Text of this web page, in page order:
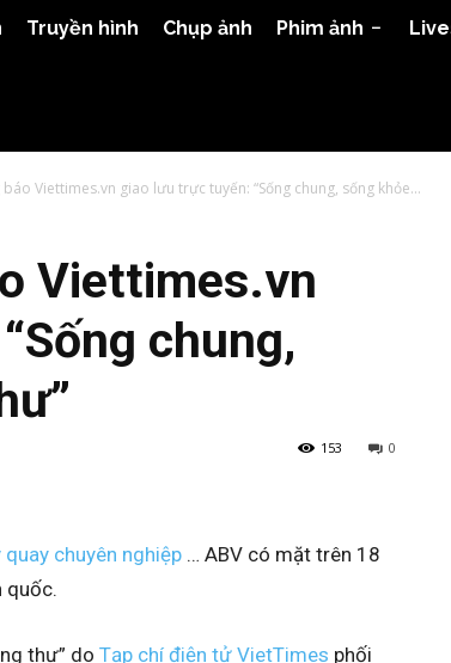
Truyền hình Chụp ảnh Phim ảnh
Viettimes.vn giao lưu trực tuyến: “Sống chung, sống khỏe...
Viettimes.vn
chung,
0
153
chuyên nghiệp … ABV có mặt trên 18
quốc.
thư” do Tạp chí điện tử VietTimes phối